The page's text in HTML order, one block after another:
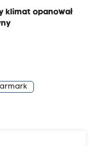
klimat opanował